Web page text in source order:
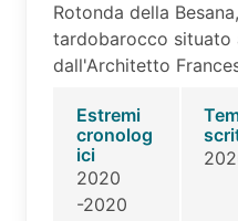
Rotonda della
tardobarocco situato
dall'Architetto
Estremi
cronolog
ici
2020
-2020